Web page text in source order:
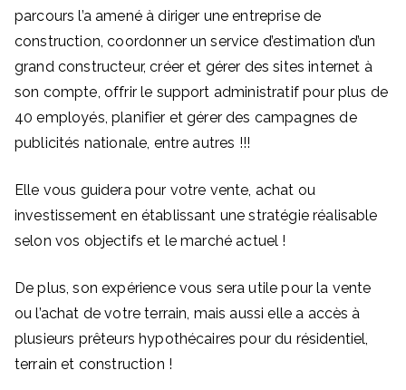
parcours l’a amené à diriger une entreprise de
construction, coordonner un service d’estimation d’un
grand constructeur, créer et gérer des sites internet à
son compte, offrir le support administratif pour plus de
40 employés, planifier et gérer des campagnes de
publicités nationale, entre autres !!!
Elle vous guidera pour votre vente, achat ou
investissement en établissant une stratégie réalisable
selon vos objectifs et le marché actuel !
De plus, son expérience vous sera utile pour la vente
ou l’achat de votre terrain, mais aussi elle a accès à
plusieurs prêteurs hypothécaires pour du résidentiel,
terrain et construction !